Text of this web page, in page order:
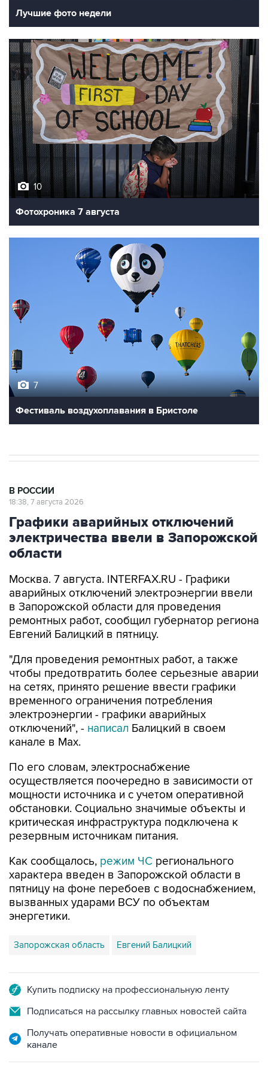
Лучшие фото недели
10
Фотохроника 7 августа
7
Фестиваль воздухоплавания в Бристоле
В РОССИИ
18:38, 7 августа 2026
Графики аварийных отключений
электричества ввели в Запорожской
области
Москва. 7 августа. INTERFAX.RU - Графики
аварийных отключений электроэнергии ввели
в Запорожской области для проведения
ремонтных работ, сообщил губернатор региона
Евгений Балицкий в пятницу.
"Для проведения ремонтных работ, а также
чтобы предотвратить более серьезные аварии
на сетях, принято решение ввести графики
временного ограничения потребления
электроэнергии - графики аварийных
отключений", - написал Балицкий в своем
канале в Max.
По его словам, электроснабжение
осуществляется поочередно в зависимости от
мощности источника и с учетом оперативной
обстановки. Социально значимые объекты и
критическая инфраструктура подключена к
резервным источникам питания.
Как сообщалось, режим ЧС регионального
характера введен в Запорожской области в
пятницу на фоне перебоев с водоснабжением,
вызванных ударами ВСУ по объектам
энергетики.
Запорожская область Евгений Балицкий
Купить подписку на профессиональную ленту
Подписаться на рассылку главных новостей сайта
Получать оперативные новости в официальном
канале